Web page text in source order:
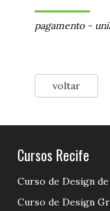
pagamento-
voltar
Cursos Recife
Curso de Design
Curso de Design